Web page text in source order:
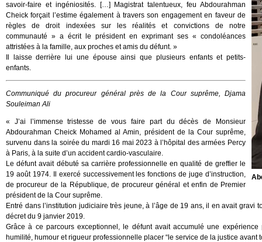
savoir-faire et ingéniosités. […] Magistrat talentueux, feu Abdourahman
Cheick forçait l’estime également à travers son engagement en faveur de
règles de droit indexées sur les réalités et convictions de notre
communauté » a écrit le président en exprimant ses « condoléances
attristées à la famille, aux proches et amis du défunt. »
Il laisse derrière lui une épouse ainsi que plusieurs enfants et petits-
enfants.
Communiqué du procureur général près de la Cour suprême, Djama
Souleiman Ali
« J’ai l’immense tristesse de vous faire part du décès de Monsieur
Abdourahman Cheick Mohamed al Amin, président de la Cour suprême,
survenu dans la soirée du mardi 16 mai 2023 à l’hôpital des armées Percy
à Paris, à la suite d’un accident cardio-vasculaire.
Le défunt avait débuté sa carrière professionnelle en qualité de greffier le
19 août 1974. Il exercé successivement les fonctions de juge d’instruction,
de procureur de la République, de procureur général et enfin de Premier
président de la Cour suprême.
Entré dans l’institution judiciaire très jeune, à l’âge de 19 ans, il en avait
décret du 9 janvier 2019.
Grâce à ce parcours exceptionnel, le défunt avait accumulé une
humilité, humour et rigueur professionnelle placer “le service de la justice avant